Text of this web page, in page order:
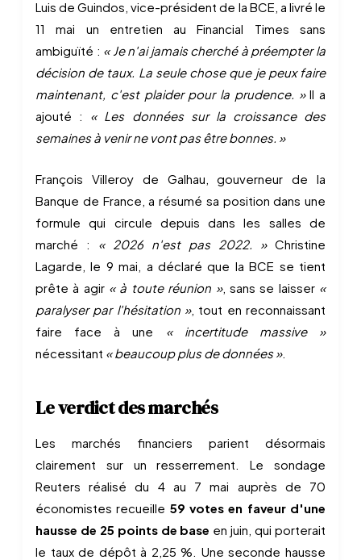
Luis de Guindos, vice-président de la BCE, a livré le
11 mai un entretien au Financial Times sans
ambiguïté : « Je n'ai jamais cherché à préempter la
décision de taux. La seule chose que je peux faire
maintenant, c'est plaider pour la prudence. »Il a
ajouté : « Les données sur la croissance des
semaines à venir ne vont pas être bonnes. »
François Villeroy de Galhau, gouverneur de la
Banque de France, a résumé sa position dans une
formule qui circule depuis dans les salles de
marché : « 2026 n'est pas 2022. »Christine
Lagarde, le 9 mai, a déclaré que la BCE se tient
prête à agir « à toute réunion », sans se laisser «
paralyser par l'hésitation », tout en reconnaissant
faire face à une « incertitude massive »
nécessitant « beaucoup plus de données ».
Le verdict des marchés
Les marchés financiers parient désormais
clairement sur un resserrement. Le sondage
Reuters réalisé du 4 au 7 mai auprès de 70
économistes recueille 59 votes en faveur d'une
hausse de 25 points de base en juin, qui porterait
le taux de dépôt à 2,25 %. Une seconde hausse